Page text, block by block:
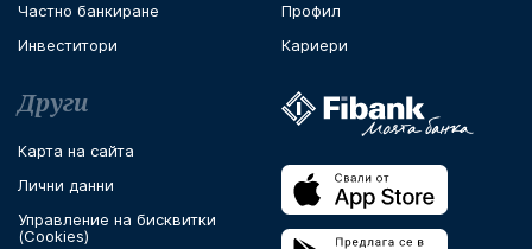
Частно банкиране
Инвеститори
Профил
Кариери
Други
Карта на сайта
Лични данни
Управление на бисквитки
(Cookies)